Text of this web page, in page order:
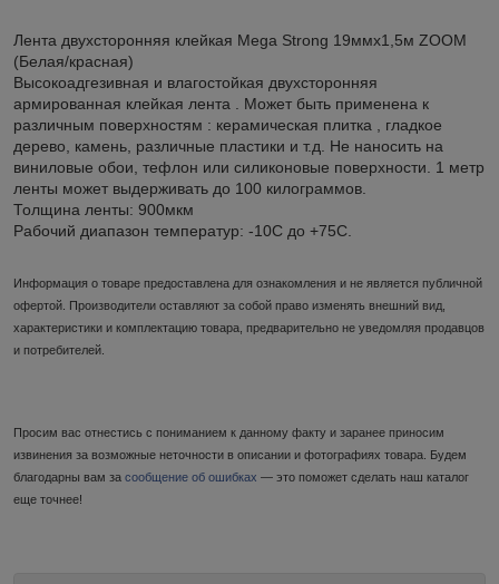
Лента двухсторонняя клейкая Mega Strong 19ммх1,5м ZOOM
(Белая/красная)
Высокоадгезивная и влагостойкая двухсторонняя
армированная клейкая лента . Может быть примененa к
различным поверхностям : керамическая плитка , гладкое
дерево, камень, различные пластики и т.д. Не наносить на
виниловые обои, тефлон или силиконовые поверхности. 1 метр
ленты может выдерживать до 100 килограммов.
Толщина ленты: 900мкм
Рабочий диапазон температур: -10С до +75С.
Информация о товаре предоставлена для ознакомления и не является публичной
офертой. Производители оставляют за собой право изменять внешний вид,
характеристики и комплектацию товара, предварительно не уведомляя продавцов
и потребителей.
Просим вас отнестись с пониманием к данному факту и заранее приносим
извинения за возможные неточности в описании и фотографиях товара. Будем
благодарны вам за сообщение об ошибках — это поможет сделать наш каталог
еще точнее!